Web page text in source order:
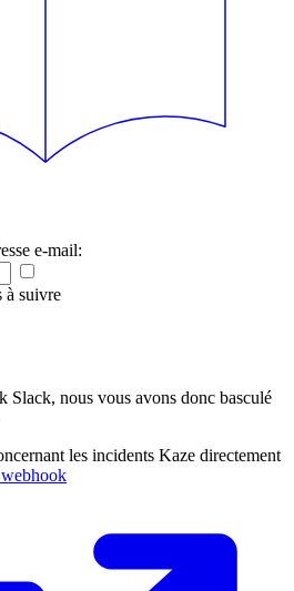
e-mail:
à suivre
nous vous avons donc basculé
les incidents Kaze directement